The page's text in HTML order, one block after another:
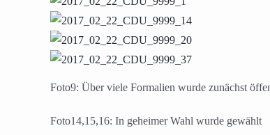
Foto9: Über viele Formalien wurde zunächst
Foto14,15,16: In geheimer Wahl wurde gewählt